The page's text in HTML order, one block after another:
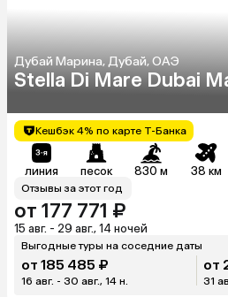
Дубай Марина, Дубай, ОАЭ
Stella Di Mare Dubai
Кешбэк 4% по карте Т-Банка
линия песок 830 м 38 км
Отзывы за этот год
от 177 771 ₽
15 авг. - 29 авг., 14 ночей
Выгодные туры на соседние даты
от 185 485 ₽
16 авг. - 30 авг., 14 н.
от
31